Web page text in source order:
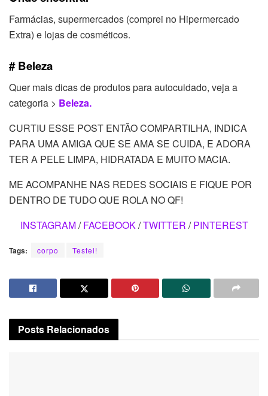
Farmácias, supermercados (comprei no Hipermercado
Extra) e lojas de cosméticos.
# Beleza
Quer mais dicas de produtos para autocuidado, veja a
categoria > Beleza.
CURTIU ESSE POST ENTÃO COMPARTILHA, INDICA
PARA UMA AMIGA QUE SE AMA SE CUIDA, E ADORA
TER A PELE LIMPA, HIDRATADA E MUITO MACIA.
ME ACOMPANHE NAS REDES SOCIAIS E FIQUE POR
DENTRO DE TUDO QUE ROLA NO QF!
INSTAGRAM/FACEBOOK/TWITTER /PINTEREST
Tags: corpo Testei!
Posts Relacionados